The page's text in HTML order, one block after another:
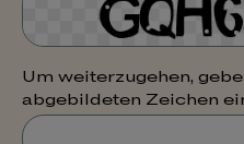
Um weiterzugehen,
abgebildeten Zeichen